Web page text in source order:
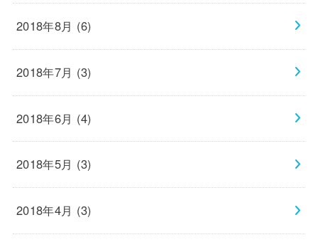
2018年8月 (6)
2018年7月 (3)
2018年6月 (4)
2018年5月 (3)
2018年4月 (3)